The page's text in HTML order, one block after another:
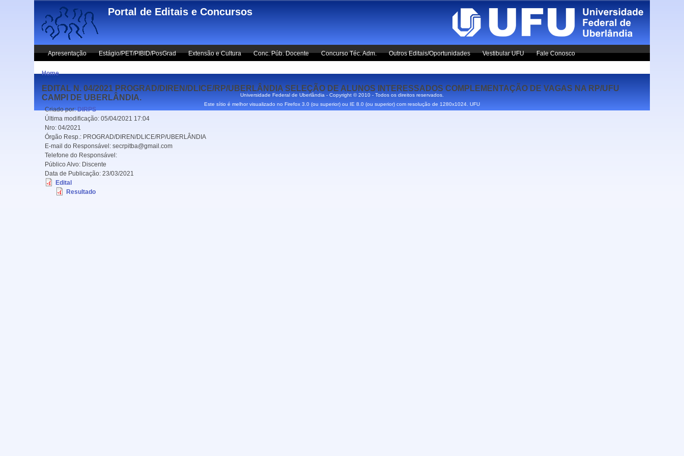
Skip to main content
Portal de Editais e Concursos
Apresentação Estágio/PET/PIBID/PosGrad Extensão e Cultura Conc. Púb. Docente Concurso Téc. Adm. Outros Editais/Oportunidades Vestibular UFU Fale Conosco
Home
EDITAL N. 04/2021 PROGRAD/DIREN/DLICE/RP/UBERLÂNDIA SELEÇÃO DE ALUNOS INTERESSADOS COMPLEMENTAÇÃO DE VAGAS NA RP/UFU
CAMPI DE UBERLÂNDIA.
Criado por:DIRPS
Última modificação:05/04/2021 17:04
Nro:04/2021
Órgão Resp.: PROGRAD/DIREN/DLICE/RP/UBERLÂNDIA
E-mail do Responsável:secrpitba@gmail.com
Telefone do Responsável:
Público Alvo: Discente
Data de Publicação:23/03/2021
Edital
Resultado
Universidade Federal de Uberlândia - Copyright © 2010 - Todos os direitos reservados.
Este sítio é melhor visualizado no Firefox 3.0 (ou superior) ou IE 8.0 (ou superior) com resolução de 1280x1024. UFU